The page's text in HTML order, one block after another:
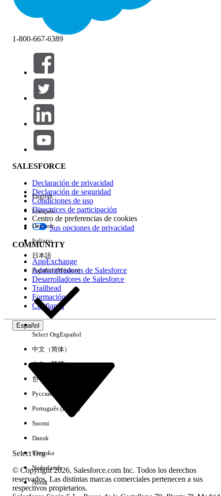
Filtros (0)
SELECCIONAR FILTROS
Área de productos
Repercusión de función
Edición
Experiencia
No hay resultados
1-800-667-6389
SALESFORCE
Declaración de privacidad
Declaración de seguridad
Condiciones de uso
Directrices de participación
Centro de preferencias de cookies
Sus opciones de privacidad
COMMUNITY
AppExchange
Administradores de Salesforce
Desarrolladores de Salesforce
Trailhead
Formación
Confianza
Español
Select Org
English
Français
Deutsch
Italiano
日本語
Español (México)
Select OrgEspañol
中文（简体）
中文（繁體）
한국어
Русский
Português (Brasil)
Suomi
Dansk
Svenska
Nederlands
Norsk
© Copyright 2026, Salesforce.com Inc. Todos los derechos
reservados. Las distintas marcas comerciales pertenecen a sus
respectivos propietarios.